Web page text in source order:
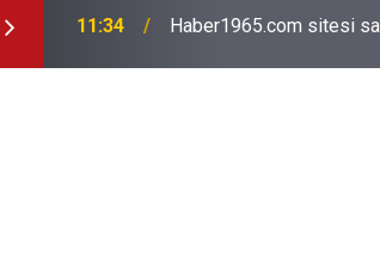
15:52 Milyonlarca emekliyi